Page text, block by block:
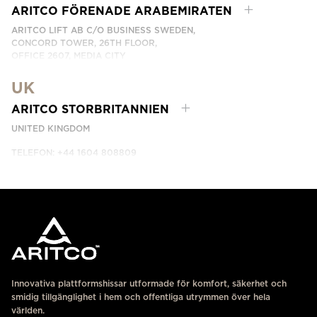
KONTAKTA OSS
ARITCO FÖRENADE ARABEMIRATEN
ARITCO LIFT AB C/O BUSINESS SWEDEN,
CONCORD TOWER, 26TH FLOOR,
OFFICE 2607, MEDIA CITY
KONTAKTA OSS
UK
ARITCO STORBRITANNIEN
UNITED KINGDOM
TELEFON: +44 1604 808809
Innovativa plattformshissar utformade för komfort, säkerhet och
smidig tillgänglighet i hem och offentliga utrymmen över hela
världen.